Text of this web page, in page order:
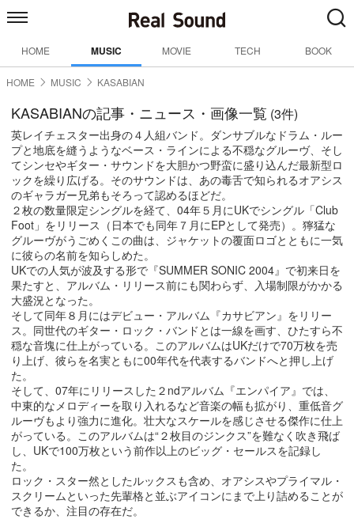
HOME MUSIC MOVIE TECH BOOK
HOME MUSIC KASABIAN
KASABIANの記事・ニュース・画像一覧 (3件)
英レイチェスター出身の４人組バンド。ダンサブルなドラム・ルー
プと地底を縫うようなベース・ラインによる不穏なグルーヴ、そし
てシンセやギター・サウンドを大胆かつ野蛮に盛り込んだ最新型ロ
ックを繰り広げる。そのサウンドは、あの毒舌で知られるオアシス
のギャラガー兄弟もそろって認めるほどだ。
２枚の数量限定シングルを経て、04年５月にUKでシングル「Club
Foot」をリリース（日本でも同年７月にEPとして発売）。獰猛な
グルーヴがうごめくこの曲は、ジャケットの覆面ロゴとともに一気
に彼らの名前を知らしめた。
UKでの人気が波及する形で『SUMMER SONIC 2004』で初来日を
果たすと、アルバム・リリース前にも関わらず、入場制限がかかる
大盛況となった。
そして同年８月にはデビュー・アルバム『カサビアン』をリリー
ス。同世代のギター・ロック・バンドとは一線を画す、ひたすら不
穏な音塊に仕上がっている。このアルバムはUKだけで70万枚を売
り上げ、彼らを名実ともに00年代を代表するバンドへと押し上げ
た。
そして、07年にリリースした２ndアルバム『エンパイア』では、
中東的なメロディーを取り入れるなど音楽の幅も拡がり、重低音グ
ルーヴもより強力に進化。壮大なスケールを感じさせる傑作に仕上
がっている。このアルバムは“２枚目のジンクス”を難なく吹き飛ば
し、UKで100万枚という前作以上のビッグ・セールスを記録し
た。
ロック・スター然としたルックスも含め、オアシスやプライマル・
スクリームといった先輩格と並ぶアイコンにまで上り詰めることが
できるか、注目の存在だ。